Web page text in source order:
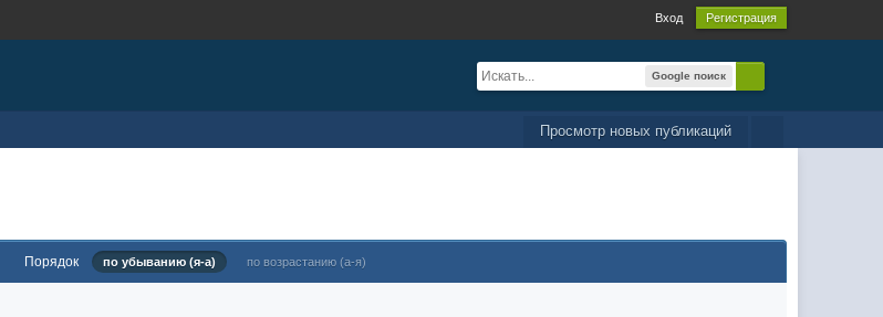
Вход Регистрация
Google поиск
Просмотр новых публикаций
Порядок по убыванию (я-а) по возрастанию (а-я)